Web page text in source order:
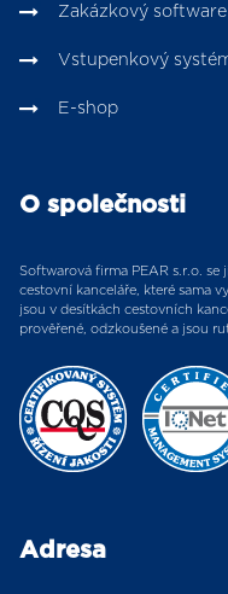
Zakázkový software
Vstupenkový
E-shop
O společnosti
Softwarová firma PEAR s.r.o. se
cestovní kanceláře, které sama
jsou v desítkách cestovních
prověřené, odzkoušené a jsou
Adresa